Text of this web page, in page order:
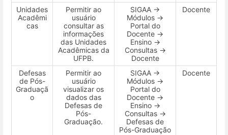
Unidades
Acadêmi
cas
Permitir ao
usuário
consultar as
informações
das Unidades
Acadêmicas da
UFPB.
SIGAA →
Módulos →
Portal do
Docente →
Ensino →
Consultas →
Docente
Docente
Defesas
de Pós-
Graduaçã
o
Permitir ao
usuário
visualizar os
dados das
Defesas de
Pós-
Graduação.
SIGAA →
Módulos →
Portal do
Docente →
Ensino →
Consultas →
Defesas de
Pós-Graduação
Docente